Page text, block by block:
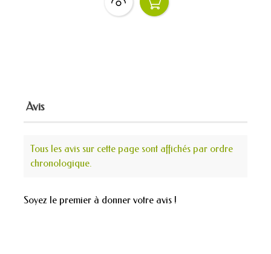
Avis
Tous les avis sur cette page sont affichés par ordre
chronologique.
Soyez le premier à donner votre avis !